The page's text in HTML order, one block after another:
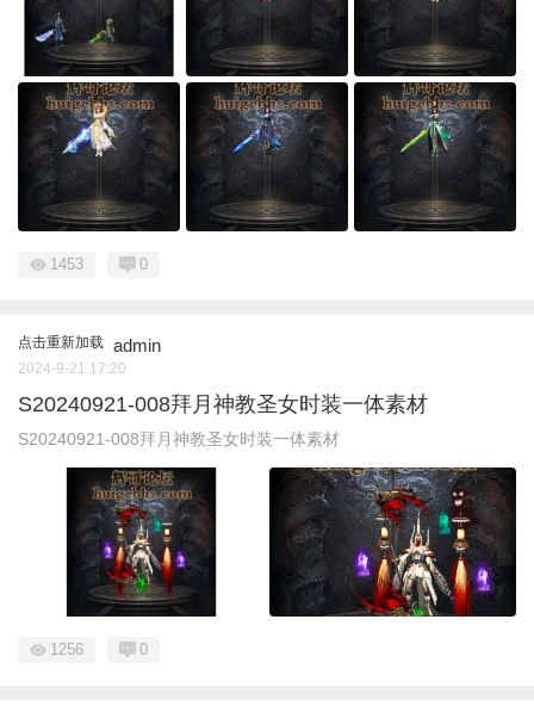
1453 0
点击重新加载 admin
2024-9-21 17:20
S20240921-008拜月神教圣女时装一体素材
S20240921-008拜月神教圣女时装一体素材
1256 0